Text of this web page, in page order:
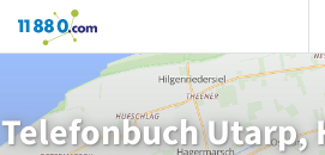
11880.com
Telefonbuch Utarp,